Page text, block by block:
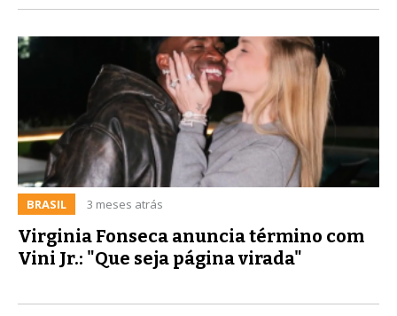
BRASIL 3 meses atrás
Virginia Fonseca anuncia término com
Vini Jr.: "Que seja página virada"